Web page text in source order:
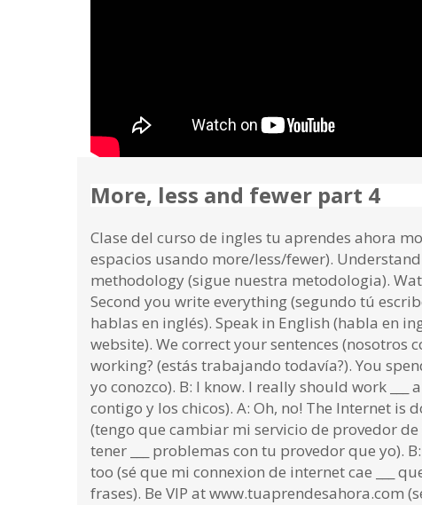
More, less and fewer part 4
Clase del curso de ingles tu aprendes ahora
espacios usando more/less/fewer).
methodology (sigue nuestra metodologia).
Second you write everything (segundo tú
hablas en inglés). Speak in English (habla en
website). We correct your sentences (nosotros
working? (estás trabajando todavía?). You
yo conozco). B: I know. I really should work
contigo y los chicos). A: Oh, no! The Internet is
(tengo que cambiar mi servicio de provedor
tener ___ problemas con tu provedor que yo).
too (sé que mi connexion de internet cae ___
frases). Be VIP at www.tuaprendesahora.com